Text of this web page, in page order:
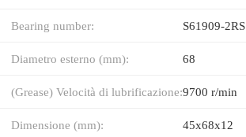
Bearing number: S61909-2RS
Diametro esterno (mm): 68
(Grease) Velocità di lubrificazione:9700 r/min
Dimensione (mm): 45x68x12